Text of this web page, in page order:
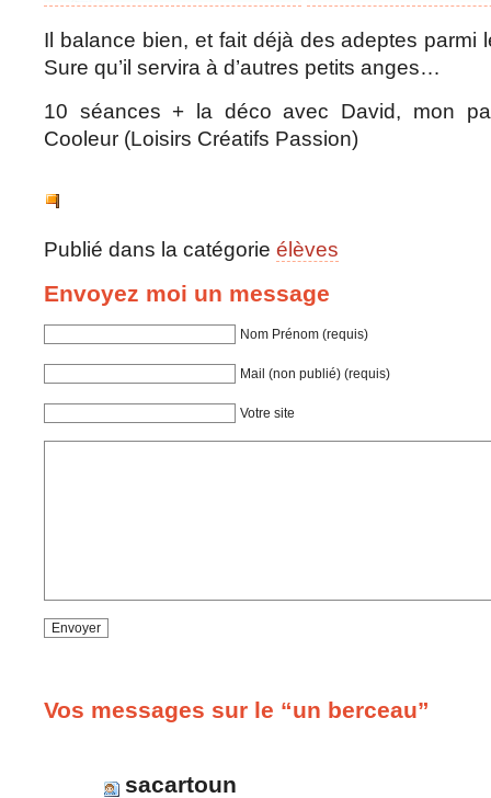
Il balance bien, et fait déjà des adeptes parmi
Sure qu’il servira à d’autres petits anges…
10 séances + la déco avec David, mon
Cooleur (Loisirs Créatifs Passion)
Publié dans la catégorie élèves
Envoyez moi un message
Nom Prénom (requis)
Mail (non publié) (requis)
Votre site
Vos messages sur le “un berceau”
sacartoun